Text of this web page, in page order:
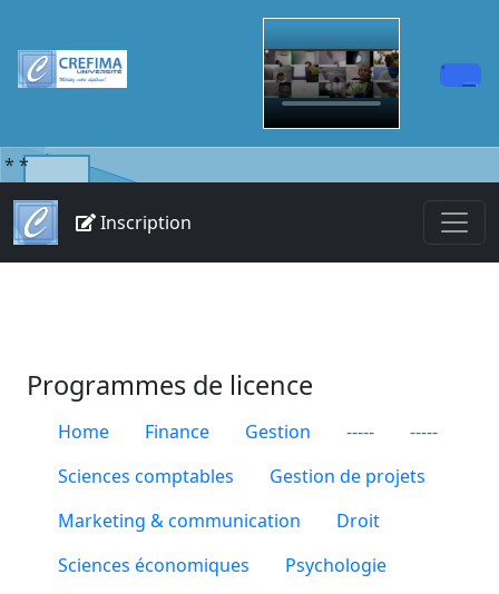
* *
Inscription
Programmes de licence
Home Finance Gestion -----
-----
Sciences comptables
Gestion de projets
Marketing & communication
Droit
Sciences économiques
Psychologie